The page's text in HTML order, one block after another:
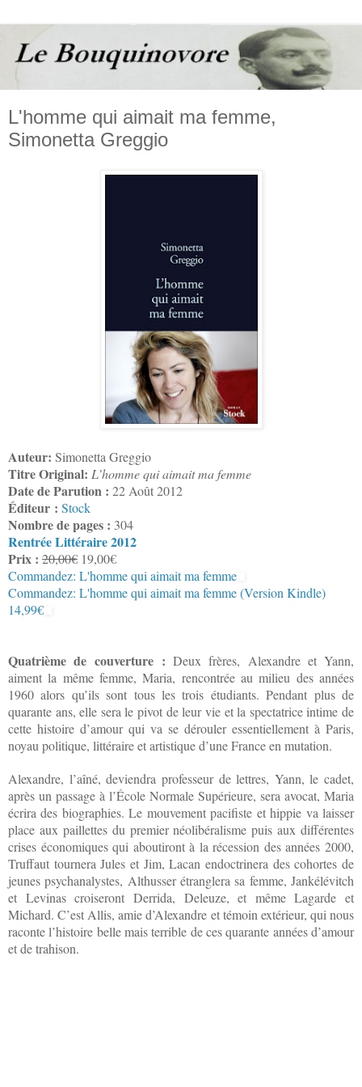
L'homme qui aimait ma femme,
Simonetta Greggio
Auteur: Simonetta Greggio
Titre Original: L’homme qui aimait ma femme
Date de Parution : 22 Août 2012
Éditeur : Stock
Nombre de pages : 304
Rentrée Littéraire 2012
Prix : 20,00€ 19,00€
Commandez: L'homme qui aimait ma femme
Commandez: L'homme qui aimait ma femme (Version Kindle)
14,99€
Quatrième de couverture : Deux frères, Alexandre et Yann,
aiment la même femme, Maria, rencontrée au milieu des années
1960 alors qu’ils sont tous les trois étudiants. Pendant plus de
quarante ans, elle sera le pivot de leur vie et la spectatrice intime de
cette histoire d’amour qui va se dérouler essentiellement à Paris,
noyau politique, littéraire et artistique d’une France en mutation.
Alexandre, l’aîné, deviendra professeur de lettres, Yann, le cadet,
après un passage à l’École Normale Supérieure, sera avocat, Maria
écrira des biographies. Le mouvement pacifiste et hippie va laisser
place aux paillettes du premier néolibéralisme puis aux différentes
crises économiques qui aboutiront à la récession des années 2000,
Truffaut tournera Jules et Jim, Lacan endoctrinera des cohortes de
jeunes psychanalystes, Althusser étranglera sa femme, Jankélévitch
et Levinas croiseront Derrida, Deleuze, et même Lagarde et
Michard. C’est Allis, amie d’Alexandre et témoin extérieur, qui nous
raconte l’histoire belle mais terrible de ces quarante années d’amour
et de trahison.